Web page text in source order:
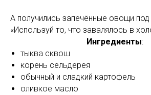
А получились запечённые овощи
«Используй то, что завалялось в
Ингредиенты:
тыква сквош
корень сельдерея
обычный и сладкий картофель
оливкое масло